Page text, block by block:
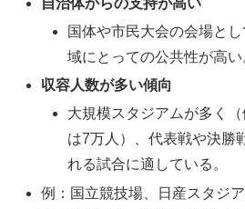
国体や市民大会の会場と
域にとっての公共性が高い
収容人数が多い傾向
大規模スタジアムが多く
は7万人）、代表戦や決勝
れる試合に適している。
例：国立競技場、日産スタジ